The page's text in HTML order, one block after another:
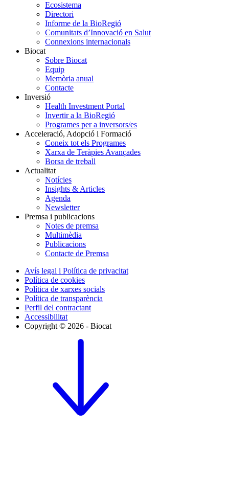
Ecosistema
Directori
Informe de la BioRegió
Comunitats d’Innovació en Salut
Connexions internacionals
Biocat
Sobre Biocat
Equip
Memòria anual
Contacte
Inversió
Health Investment Portal
Invertir a la BioRegió
Programes per a inversors/es
Acceleració, Adopció i Formació
Coneix tot els Programes
Xarxa de Teràpies Avançades
Borsa de treball
Actualitat
Notícies
Insights & Articles
Agenda
Newsletter
Premsa i publicacions
Notes de premsa
Multimèdia
Publicacions
Contacte de Premsa
Avís legal i Política de privacitat
Política de cookies
Política de xarxes socials
Política de transparència
Perfil del contractant
Accessibilitat
Copyright © 2026 - Biocat